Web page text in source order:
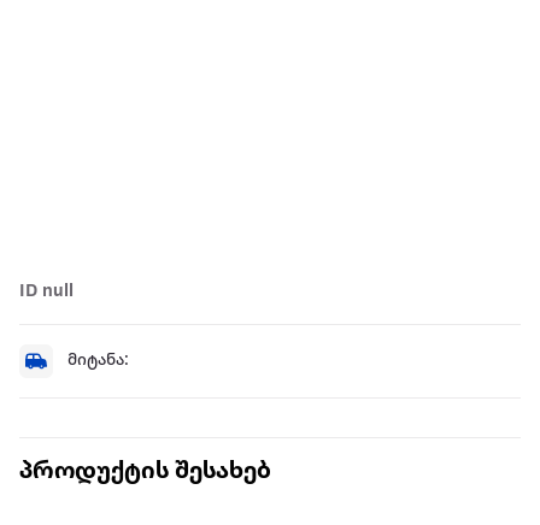
ID null
მიტანა:
პროდუქტის შესახებ